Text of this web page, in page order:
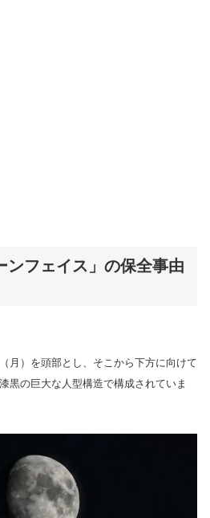
ンフェイス」の保全事由
月）を頭部とし、そこから下方に向けて
黒の巨大な人型構造で構成されていま